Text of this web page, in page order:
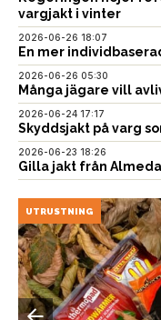
vargjakt i vinter
2026-06-26 18:07
En mer
2026-06-26 05:30
Många jägare vill
2026-06-24 17:17
Skyddsjakt på varg
2026-06-23 18:26
Gilla jakt från
UTRUSTNING